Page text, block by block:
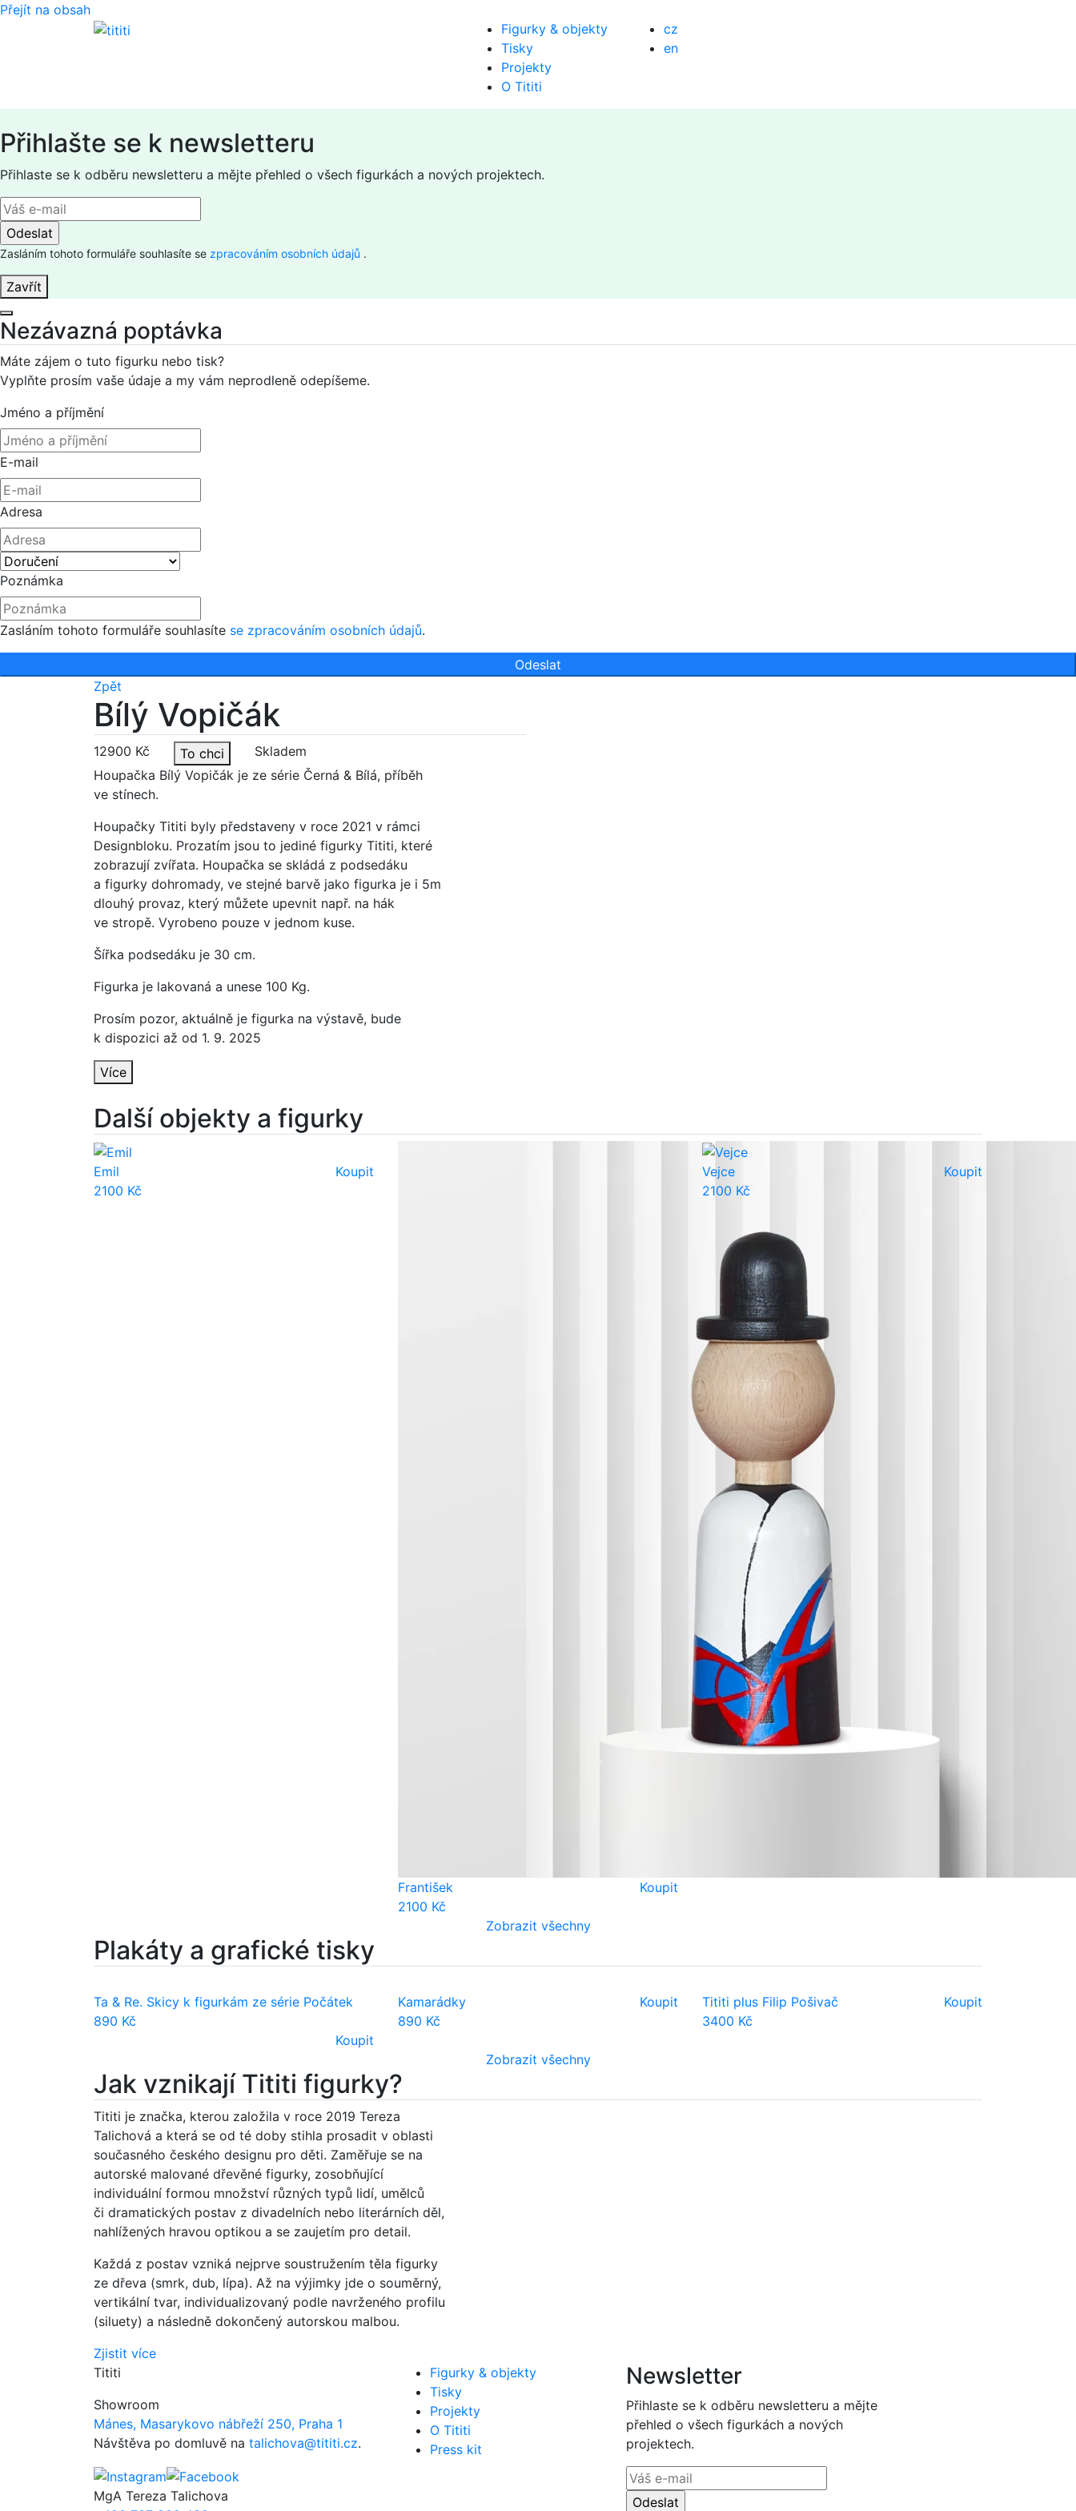
Přejít na obsah
Figurky & objekty
Tisky
Projekty
O Tititi
cz
en
Přihlašte se k newsletteru
Přihlaste se k odběru newsletteru a mějte přehled o všech figurkách a nových projektech.
Zasláním tohoto formuláře souhlasíte se zpracováním osobních údajů .
Zavřít
Nezávazná poptávka
Máte zájem o tuto figurku nebo tisk?
Vyplňte prosím vaše údaje a my vám neprodleně odepíšeme.
Jméno a příjmění
E-mail
Adresa
Poznámka
Zasláním tohoto formuláře souhlasíte se zpracováním osobních údajů.
Odeslat
Zpět
Bílý Vopičák
12900 Kč To chci
Skladem
Houpačka Bílý Vopičák je ze série Černá & Bílá, příběh
ve stínech.
Houpačky Tititi byly představeny v roce 2021 v rámci
Designbloku. Prozatím jsou to jediné figurky Tititi, které
zobrazují zvířata. Houpačka se skládá z podsedáku
a figurky dohromady, ve stejné barvě jako figurka je i 5m
dlouhý provaz, který můžete upevnit např. na hák
ve stropě. Vyrobeno pouze v jednom kuse.
Šířka podsedáku je 30 cm.
Figurka je lakovaná a unese 100 Kg.
Prosím pozor, aktuálně je figurka na výstavě, bude
k dispozici až od 1. 9. 2025
Více
Další objekty a figurky
Emil
2100 Kč
Koupit
František
2100 Kč
Koupit
Vejce
2100 Kč
Koupit
Zobrazit všechny
Plakáty a grafické tisky
Ta & Re. Skicy k figurkám ze série Počátek
890 Kč
Koupit
Kamarádky
890 Kč
Koupit
Tititi plus Filip Pošivač
3400 Kč
Koupit
Zobrazit všechny
Jak vznikají Tititi figurky?
Tititi je značka, kterou založila v roce 2019 Tereza
Talichová a která se od té doby stihla prosadit v oblasti
současného českého designu pro děti. Zaměřuje se na
autorské malované dřevěné figurky, zosobňující
individuální formou množství různých typů lidí, umělců
či dramatických postav z divadelních nebo literárních děl,
nahlížených hravou optikou a se zaujetím pro detail.
Každá z postav vzniká nejprve soustružením těla figurky
ze dřeva (smrk, dub, lípa). Až na výjimky jde o souměrný,
vertikální tvar, individualizovaný podle navrženého profilu
(siluety) a následně dokončený autorskou malbou.
Zjistit více
Tititi
Showroom
Mánes, Masarykovo nábřeží 250, Praha 1
Návštěva po domluvě na talichova@tititi.cz.
MgA Tereza Talichova
Figurky & objekty
Tisky
Projekty
O Tititi
Press kit
Newsletter
Přihlaste se k odběru newsletteru a mějte
přehled o všech figurkách a nových
projektech.